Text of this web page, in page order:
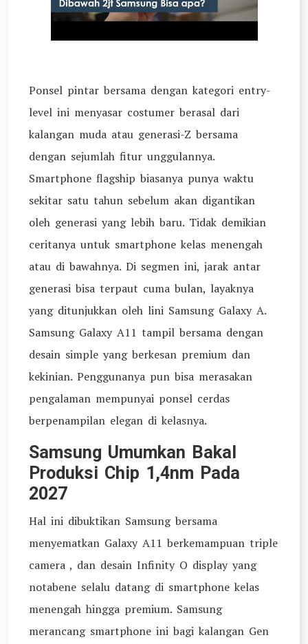
Ponsel pintar bersama dengan kategori entry-
level ini menyasar costumer berasal dari
kalangan muda atau generasi-Z bersama
dengan sejumlah fitur unggulannya.
Smartphone flagship biasanya punya waktu
sekitar satu tahun sebelum akan digantikan
oleh generasi yang lebih baru. Tidak demikian
ceritanya untuk smartphone kelas menengah
atau di bawahnya. Di segmen ini, jarak antar
generasi bisa terpaut cuma bulan, layaknya
yang ditunjukkan oleh lini Samsung Galaxy A.
Samsung Galaxy A11 tampil bersama dengan
desain simple yang berkesan premium dan
kekinian. Penggunanya pun bisa merasakan
pengalaman mempunyai ponsel cerdas
berpenampilan elegan di kelasnya.
Samsung Umumkan Bakal
Produksi Chip 1,4nm Pada
2027
Hal ini dibuktikan Samsung bersama
menyematkan Galaxy A11 berkemampuan triple
camera , dan desain Infinity O display yang
notabene selalu datang di smartphone kelas
menengah hingga premium. Samsung
merancang smartphone ini bagi kalangan Gen